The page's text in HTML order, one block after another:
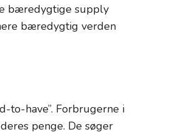
bæredygtige supply
bæredygtig verden
to-have”. Forbrugerne i
penge. De søger